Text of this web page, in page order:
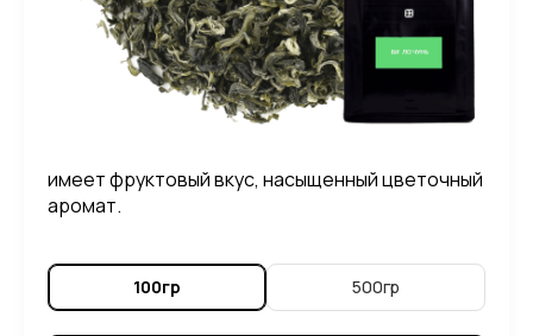
имеет фруктовый вкус, насыщенный цветочный
аромат.
100гр 500гр